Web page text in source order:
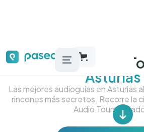
Audioguías y
Asturias
Las mejores audioguías en Asturias
rincones más secretos. Recorre la
Audio Tours